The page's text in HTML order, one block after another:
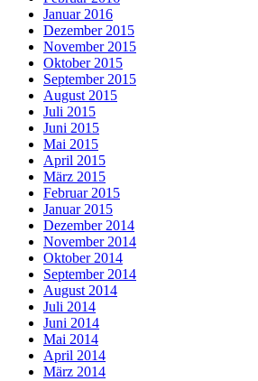
Januar 2016
Dezember 2015
November 2015
Oktober 2015
September 2015
August 2015
Juli 2015
Juni 2015
Mai 2015
April 2015
März 2015
Februar 2015
Januar 2015
Dezember 2014
November 2014
Oktober 2014
September 2014
August 2014
Juli 2014
Juni 2014
Mai 2014
April 2014
März 2014